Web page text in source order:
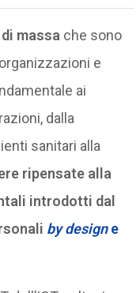
massa che sono
e
ai
dalla
sanitari alla
ripensate alla
introdotti dal
by designe